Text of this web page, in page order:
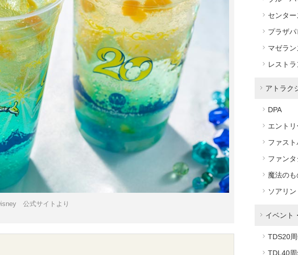
公式サイトより
センタース
プラザ
マゼラン
レスト
アトラク
DPA
エント
ファスト
ファン
魔法のも
ソアリン
イベント
TDS20
TDL40